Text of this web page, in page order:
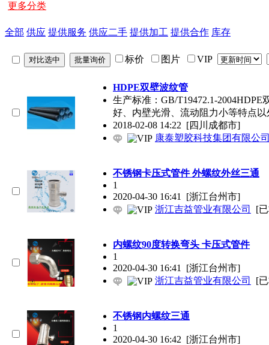
更多分类
全部 供应 提供服务 供应二手 提供加工 提供合作 库存
标价 图片 VIP
HDPE双壁波纹管
生产标准：GB/T19472.1-
好、内壁光滑、流动阻力小等特点
2018-02-08 14:22 [四川成都市]
康泰塑胶科技集团有限公
不锈钢卡压式管件 外螺纹外丝三通
1
2020-04-30 16:41 [浙江台州市]
浙江吉益管业有限公司
[
内螺纹90度转换弯头 卡压式管件
1
2020-04-30 16:41 [浙江台州市]
浙江吉益管业有限公司
[
不锈钢内螺纹三通
1
2020-04-30 16:42 [浙江台州市]